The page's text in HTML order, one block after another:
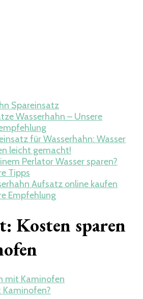
Spareinsatz
Wasserhahn – Unsere
für Wasserhahn: Wasser
leicht gemacht!
Perlator Wasser sparen?
Tipps
Aufsatz online kaufen
Empfehlung
Kosten sparen
mit Kaminofen